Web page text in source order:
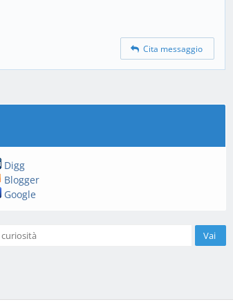
Cita messaggio
Digg
Blogger
Google